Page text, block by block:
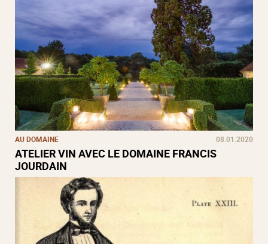
AU DOMAINE 08.01.2020
ATELIER VIN AVEC LE DOMAINE FRANCIS
JOURDAIN